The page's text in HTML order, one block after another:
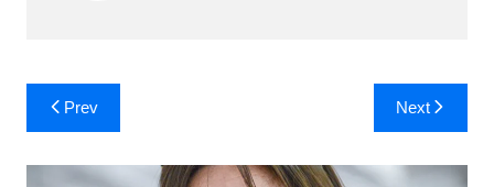
Navegación
de
entradas
Prev Next